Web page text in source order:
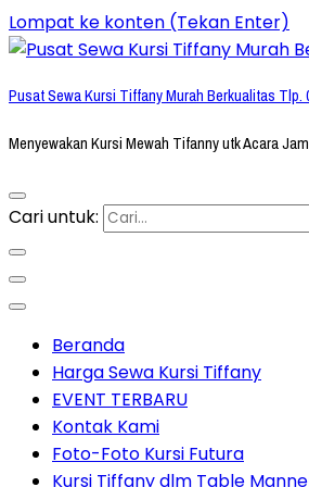
Lompat ke konten (Tekan Enter)
Pusat Sewa Kursi Tiffany Murah Berkualitas
Menyewakan Kursi Mewah Tifanny utk Acara
Cari untuk:
Beranda
Harga Sewa Kursi Tiffany
EVENT TERBARU
Kontak Kami
Foto-Foto Kursi Futura
Kursi Tiffany dlm Table